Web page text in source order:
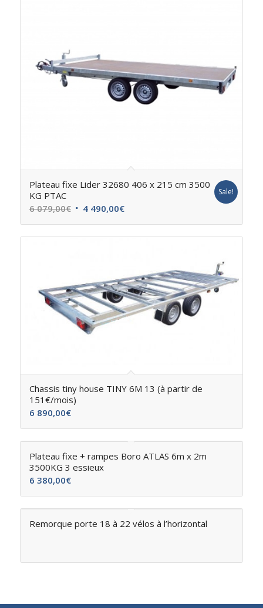
Plateau fixe Lider 32680 406 x 215 cm 3500
KG PTAC
6 079,00€ 4 490,00€
Sale!
Chassis tiny house TINY 6M 13 (à partir de
151€/mois)
6 890,00€
Plateau fixe + rampes Boro ATLAS 6m x 2m
3500KG 3 essieux
6 380,00€
Remorque porte 18 à 22 vélos à l’horizontal